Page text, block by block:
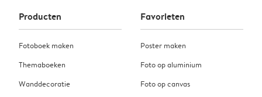
Producten
Fotoboek maken
Themaboeken
Wanddecoratie
Favorieten
Poster maken
Foto op aluminium
Foto op canvas